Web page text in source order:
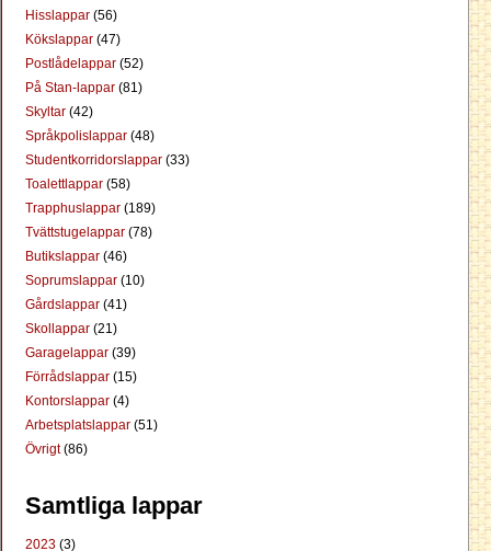
Hisslappar (56)
Kökslappar (47)
Postlådelappar (52)
På Stan-lappar (81)
Skyltar (42)
Språkpolislappar (48)
Studentkorridorslappar (33)
Toalettlappar (58)
Trapphuslappar (189)
Tvättstugelappar (78)
Butikslappar (46)
Soprumslappar (10)
Gårdslappar (41)
Skollappar (21)
Garagelappar (39)
Förrådslappar (15)
Kontorslappar (4)
Arbetsplatslappar (51)
Övrigt(86)
Samtliga lappar
2023 (3)